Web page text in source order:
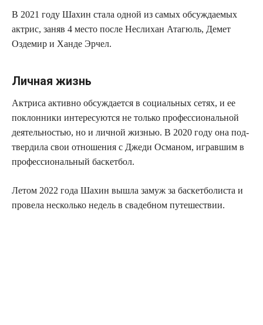
В 2021 году Шахин ста­ла одной из самых обсуж­да­е­мых
актрис, заняв 4 место после Нес­ли­хан Ата­г­юль, Демет
Озде­мир и Ханде Эрчел.
Личная жизнь
Актри­са актив­но обсуж­да­ет­ся в соци­аль­ных сетях, и ее
поклон­ни­ки инте­ре­су­ют­ся не толь­ко про­фес­си­о­наль­ной
дея­тель­но­стью, но и лич­ной жиз­нью. В 2020 году она под­
твер­ди­ла свои отно­ше­ния с Дже­ди Осма­ном, играв­шим в
про­фес­си­о­наль­ный баскетбол.
Летом 2022 года Шахин вышла замуж за бас­кет­бо­ли­ста и
про­ве­ла несколь­ко недель в сва­деб­ном путешествии.